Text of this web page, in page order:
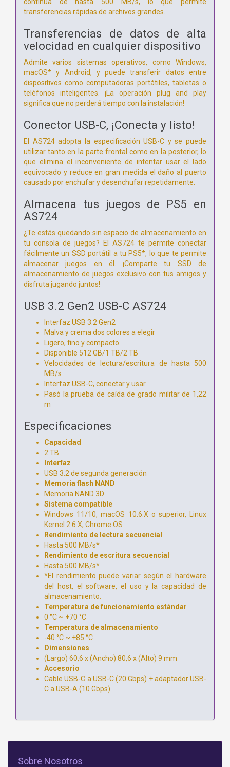
transferencias rápidas de archivos grandes.
Transferencias de datos de alta
velocidad en cualquier dispositivo
Admite varios sistemas operativos, como Windows,
macOS* y Android, y puede transferir datos entre
dispositivos como computadoras portátiles, tabletas o
teléfonos inteligentes. ¡La operación plug and play
significa que no perderá tiempo con la instalación!
Conector USB-C, ¡Conecta y listo!
El AS724 adopta la especificación USB-C y se puede
utilizar tanto en la parte frontal como en la posterior, lo
que elimina el inconveniente de intentar usar el lado
equivocado y reduce en gran medida el daño al puerto
causado por enchufar y desenchufar repetidamente.
Almacena tus juegos de PS5 en
AS724
¿Te estás quedando sin espacio de almacenamiento en
tu consola de juegos? El AS724 te permite conectar
fácilmente un SSD portátil a tu PS5*, lo que te permite
almacenar juegos en él. ¡Comparte tu SSD de
almacenamiento de juegos exclusivo con tus amigos y
disfruta jugando juntos!
USB 3.2 Gen2 USB-C AS724
Interfaz USB 3.2 Gen2
Malva y crema dos colores a elegir
Ligero, fino y compacto.
Disponible 512 GB/1 TB/2 TB
Velocidades de lectura/escritura de hasta 500
MB/s
Interfaz USB-C, conectar y usar
Pasó la prueba de caída de grado militar de 1,22
m
Especificaciones
Capacidad
2 TB
Interfaz
USB 3.2 de segunda generación
Memoria flash NAND
Memoria NAND 3D
Sistema compatible
Windows 11/10, macOS 10.6.X o superior, Linux
Kernel 2.6.X, Chrome OS
Rendimiento de lectura secuencial
Hasta 500 MB/s*
Rendimiento de escritura secuencial
Hasta 500 MB/s*
*El rendimiento puede variar según el hardware
del host, el software, el uso y la capacidad de
almacenamiento.
Temperatura de funcionamiento estándar
0 °C ~ +70 °C
Temperatura de almacenamiento
-40 °C ~ +85 °C
Dimensiones
(Largo) 60,6 x (Ancho) 80,6 x (Alto) 9 mm
Accesorio
Cable USB-C a USB-C (20 Gbps) + adaptador USB-
C a USB-A (10 Gbps)
Sobre Nosotros